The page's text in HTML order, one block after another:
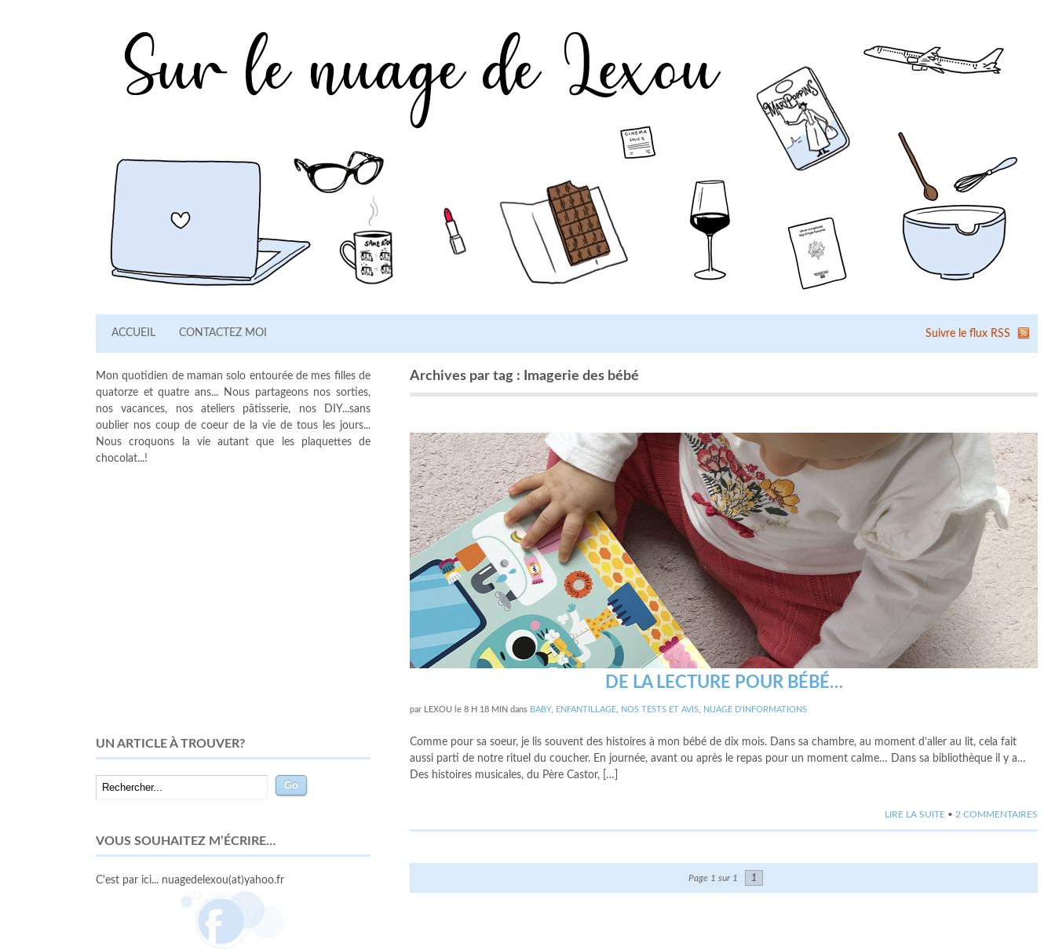
ACCUEIL CONTACTEZ MOI Suivre le flux RSS
Archives par tag : Imagerie des bébé
DE LA LECTURE POUR BÉBÉ…
par LEXOU le 8 H 18 MIN dans BABY, ENFANTILLAGE NOS TESTS ET AVIS NUAGE D'INFORMATIONS
Comme pour sa soeur, je lis souvent des histoires à mon bébé de dix mois. Dans sa chambre, au moment d’aller au lit, cela fait
aussi parti de notre rituel du coucher. En journée, avant ou après le repas pour un moment calme… Dans sa bibliothèque il y a…
Des histoires musicales, du Père Castor, […]
LIRE LA SUITE • 2 COMMENTAIRES
Page 1 sur 1 1
Mon quotidien de maman solo entourée de mes filles de
quatorze et quatre ans... Nous partageons nos sorties,
nos vacances, nos ateliers pâtisserie, nos DIY...sans
oublier nos coup de coeur de la vie de tous les jours...
Nous croquons la vie autant que les plaquettes de
chocolat...!
UN ARTICLE À TROUVER?
VOUS SOUHAITEZ M’ÉCRIRE…
C'est par ici... nuagedelexou(at)yahoo.fr